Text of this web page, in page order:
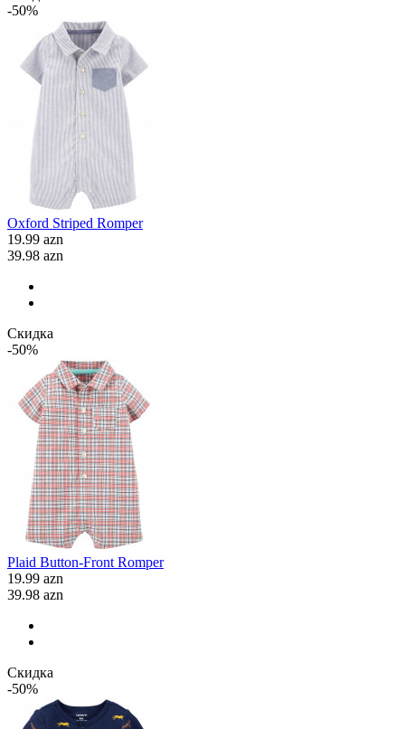
-50%
Oxford Striped Romper
19.99 azn
39.98 azn
Скидка
-50%
Plaid Button-Front Romper
19.99 azn
39.98 azn
Скидка
-50%